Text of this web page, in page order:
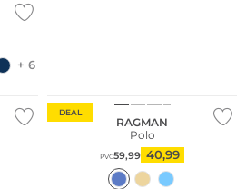
+ 6
DEAL
RAGMAN
Polo
PVC59,99 40,99